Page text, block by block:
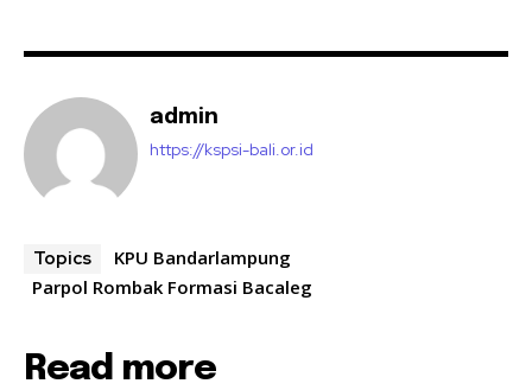
admin
https://kspsi-bali.or.id
Topics
KPU Bandarlampung
Parpol Rombak Formasi Bacaleg
Read more